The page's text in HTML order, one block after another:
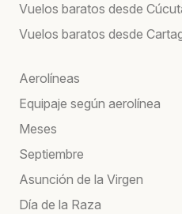
Vuelos baratos desde
Vuelos baratos desde
Aerolíneas
Equipaje según aerolínea
Meses
Septiembre
Asunción de la Virgen
Día de la Raza